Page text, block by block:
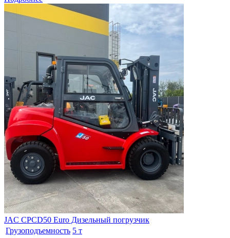
JAC CPCD50 Euro Дизельный погрузчик
Грузоподъемность 5 т